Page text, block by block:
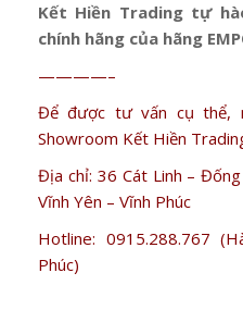
Kết Hiền Trading tự
chính hãng của hãng
————–
Để được tư vấn cụ thể,
Showroom Kết Hiền
Địa chỉ: 36 Cát Linh –
Vĩnh Yên – Vĩnh Phúc
Hotline: 0915.288.767
Phúc)